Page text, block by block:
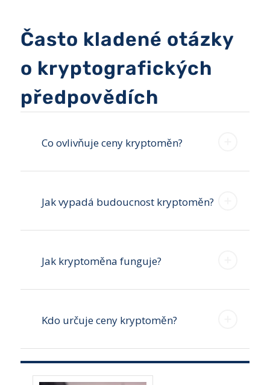
Často kladené otázky
o kryptografických
předpovědích
Co ovlivňuje ceny kryptoměn?
Jak vypadá budoucnost kryptoměn?
Jak kryptoměna funguje?
Kdo určuje ceny kryptoměn?